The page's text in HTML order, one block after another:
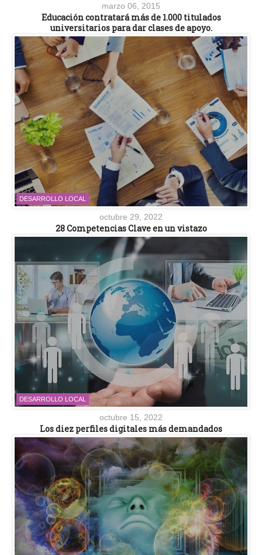
marzo 06, 2015
Educación contratará más de 1.000 titulados
universitarios para dar clases de apoyo.
DESARROLLO LOCAL
octubre 29, 2022
28 Competencias Clave en un vistazo
DESARROLLO LOCAL
octubre 15, 2022
Los diez perfiles digitales más demandados